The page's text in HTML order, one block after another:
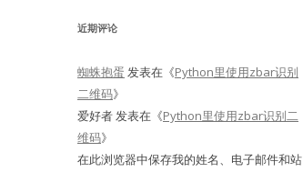
近期评论
蜘蛛抱蛋 发表在《Python里使用zbar识别
二维码》
爱好者发表在《Python里使用zbar识别二
维码》
在此浏览器中保存我的姓名、电子邮件和站